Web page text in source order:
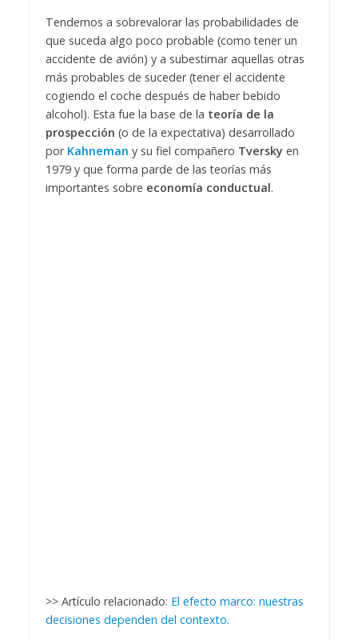
Tendemos a sobrevalorar las probabilidades de
que suceda algo poco probable (como tener un
accidente de avión) y a subestimar aquellas otras
más probables de suceder (tener el accidente
cogiendo el coche después de haber bebido
alcohol). Esta fue la base de la teoría de la
prospección (o de la expectativa) desarrollado
por Kahneman y su fiel compañero Tverskyen
1979 y que forma parde de las teorías más
importantes sobre economía conductual.
>> Artículo relacionado: El efecto marco: nuestras
decisiones dependen del contexto.